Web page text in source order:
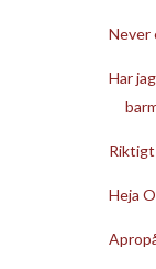
Never
Har
Heja